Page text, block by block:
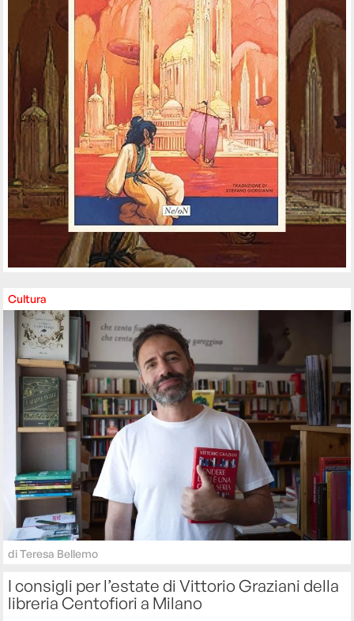
Cultura
diTeresa Bellemo
I consigli per l’estate di Vittorio Graziani della
libreria Centofiori a Milano